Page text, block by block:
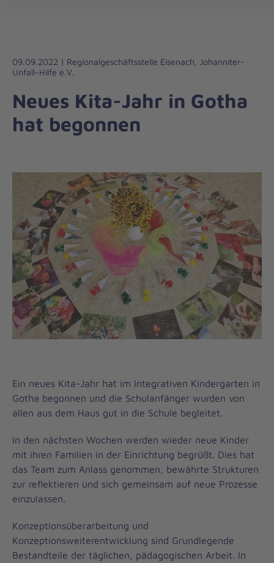
Liebe
zum
09.09.2022 | Regionalgeschäftsstelle Eisenach, Johanniter-
Unfall-Hilfe e.V.
Neues Kita-Jahr in Gotha
hat begonnen
Ein neues Kita-Jahr hat im Integrativen Kindergarten in
Gotha begonnen und die Schulanfänger wurden von
allen aus dem Haus gut in die Schule begleitet.
In den nächsten Wochen werden wieder neue Kinder
mit ihren Familien in der Einrichtung begrüßt. Dies hat
das Team zum Anlass genommen, bewährte Strukturen
zur reflektieren und sich gemeinsam auf neue Prozesse
einzulassen.
Konzeptionsüberarbeitung und
Konzeptionsweiterentwicklung sind Grundlegende
Bestandteile der täglichen, pädagogischen Arbeit. In